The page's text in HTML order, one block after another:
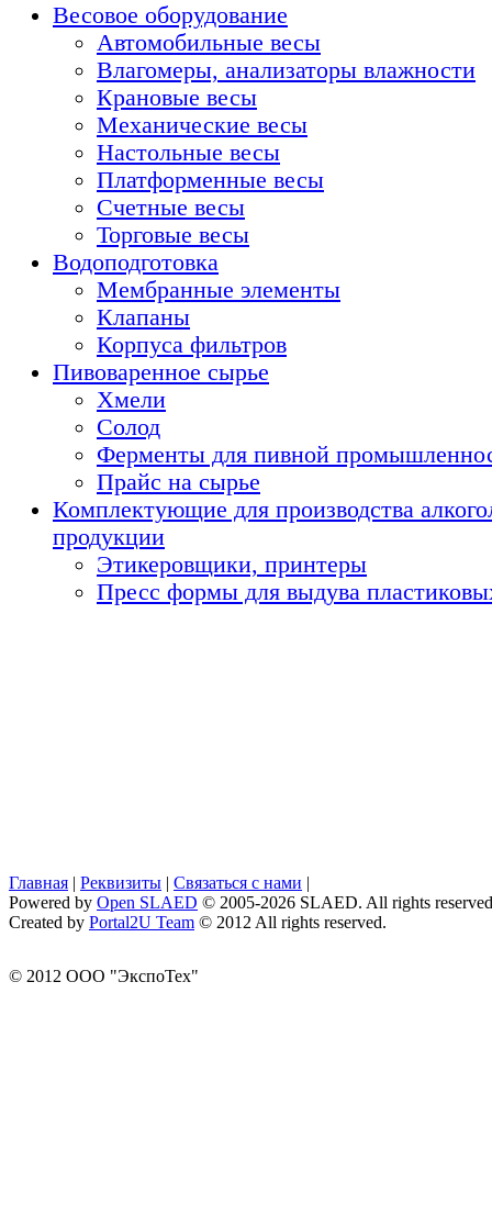
Весовое оборудование
Автомобильные весы
Влагомеры, анализаторы влажности
Крановые весы
Механические весы
Настольные весы
Платформенные весы
Счетные весы
Торговые весы
Водоподготовка
Мембранные элементы
Клапаны
Корпуса фильтров
Пивоваренное сырье
Хмели
Солод
Ферменты для пивной
Прайс на сырье
Комплектующие для производства
продукции
Этикеровщики, принтеры
Пресс формы для выдува
Главная | Реквизиты | Связаться с нами |
Powered by Open SLAED © 2005-2026 SLAED. All rights
Created by Portal2U Team © 2012 All rights reserved.
© 2012 ООО "ЭкспоТех"